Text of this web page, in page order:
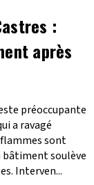
:
après
préoccupante
a ravagé
sont
soulève
Interven...